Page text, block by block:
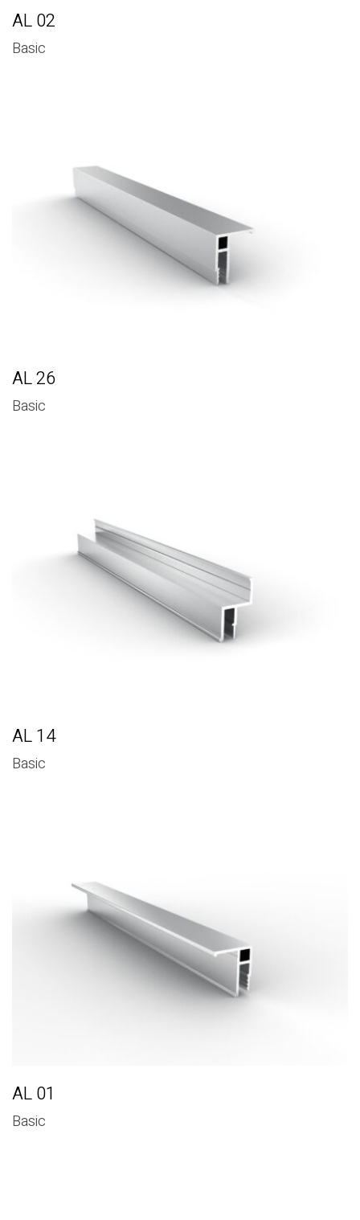
AL 02
Basic
AL 26
Basic
AL 14
Basic
AL 01
Basic